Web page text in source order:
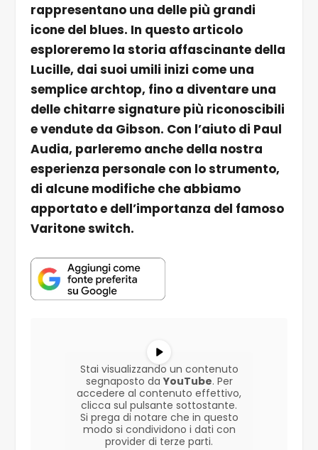
rappresentano una delle più grandi
icone del blues. In questo articolo
esploreremo la storia affascinante della
Lucille, dai suoi umili inizi come una
semplice archtop, fino a diventare una
delle chitarre signature più riconoscibili
e vendute da Gibson. Con l’aiuto di Paul
Audia, parleremo anche della nostra
esperienza personale con lo strumento,
di alcune modifiche che abbiamo
apportato e dell’importanza del famoso
Varitone switch.
Stai visualizzando un contenuto
segnaposto daYouTube. Per
accedere al contenuto effettivo,
clicca sul pulsante sottostante.
Si prega di notare che in questo
modo si condividono i dati con
provider di terze parti.